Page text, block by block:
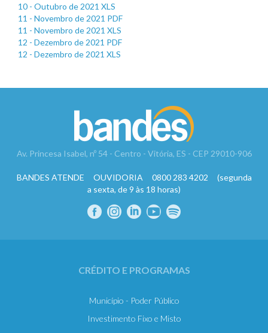
10 - Outubro de 2021 XLS
11 - Novembro de 2021 PDF
11 - Novembro de 2021 XLS
12 - Dezembro de 2021 PDF
12 - Dezembro de 2021 XLS
Av. Princesa Isabel, nº 54 - Centro - Vitória, ES - CEP 29010-906
BANDES ATENDE OUVIDORIA 0800 283 4202 (segunda
a sexta, de 9 às 18 horas)
CRÉDITO E PROGRAMAS
Município - Poder Público
Investimento Fixo e Misto